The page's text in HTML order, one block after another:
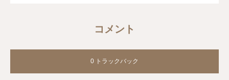
コメント
0 トラックバック